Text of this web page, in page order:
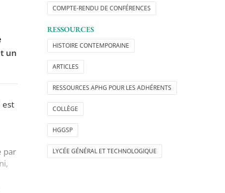
un
est
par
COMPTE-RENDU DE CONFÉRENCES
RESSOURCES
HISTOIRE CONTEMPORAINE
ARTICLES
RESSOURCES APHG POUR LES ADHÉRENTS
COLLÈGE
HGGSP
LYCÉE GÉNÉRAL ET TECHNOLOGIQUE